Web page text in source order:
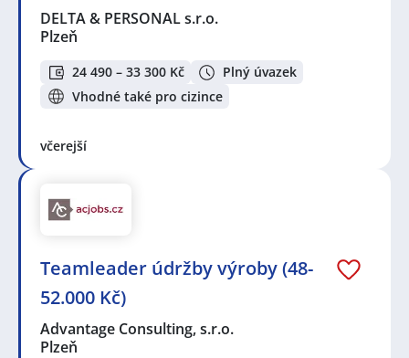
DELTA & PERSONAL s.r.o.
Plzeň
24 490 – 33 300 Kč
Plný úvazek
Vhodné také pro cizince
včerejší
Teamleader údržby výroby (48-
52.000 Kč)
Advantage Consulting, s.r.o.
Plzeň